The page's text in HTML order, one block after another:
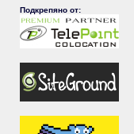
Подкрепяно от: